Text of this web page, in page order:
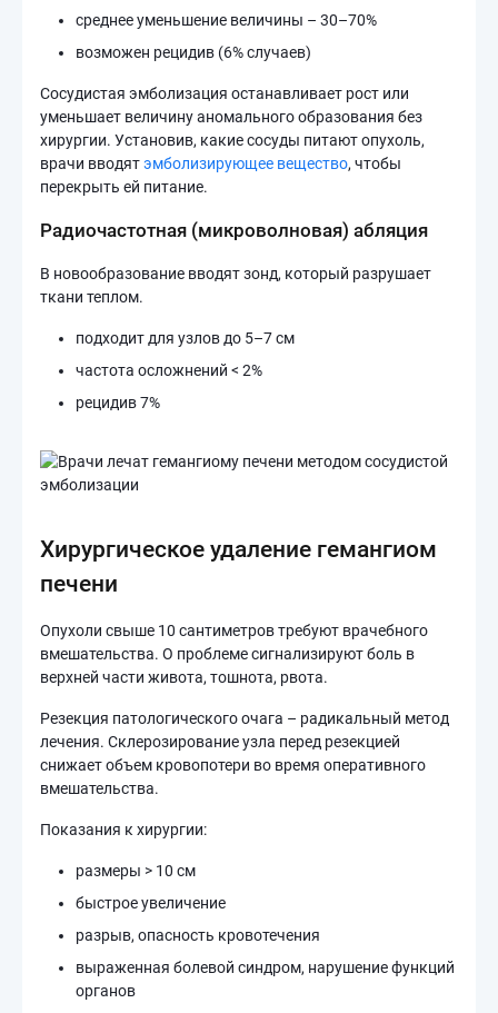
среднее уменьшение величины – 30–70%
возможен рецидив (6% случаев)
Сосудистая эмболизация останавливает рост или
уменьшает величину аномального образования без
хирургии. Установив, какие сосуды питают опухоль,
врачи вводятэмболизирующее вещество, чтобы
перекрыть ей питание.
Радиочастотная (микроволновая) абляция
В новообразование вводят зонд, который разрушает
ткани теплом.
подходит для узлов до 5–7 см
частота осложнений < 2%
рецидив 7%
Хирургическое удаление гемангиом
печени
Опухоли свыше 10 сантиметров требуют врачебного
вмешательства. О проблеме сигнализируют боль в
верхней части живота, тошнота, рвота.
Резекция патологического очага – радикальный метод
лечения. Склерозирование узла перед резекцией
снижает объем кровопотери во время оперативного
вмешательства.
Показания к хирургии:
размеры > 10 см
быстрое увеличение
разрыв, опасность кровотечения
выраженная болевой синдром, нарушение функций
органов